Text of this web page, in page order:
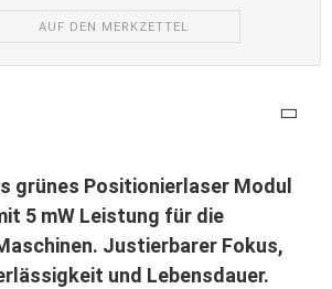
AUF DEN MERKZETTEL
grünes Positionierlaser Modul
5 mW Leistung für die
Justierbarer Fokus,
und Lebensdauer.